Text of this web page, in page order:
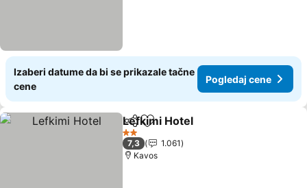
Izaberi datume da bi se prikazale tačne
cene
Pogledaj cene
Deli Dodati u favorite
Lefkimi Hotel
2 Zvezdice
7,3
1.061
Kavos